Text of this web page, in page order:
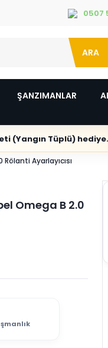
0507
ARA
ŞANZIMANLAR
(Yangın Tüplü) hediye.
Rölanti Ayarlayıcısı
Omega B 2.0